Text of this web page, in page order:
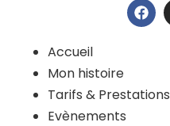
Accueil
Mon histoire
Tarifs & Prestations
Evènements